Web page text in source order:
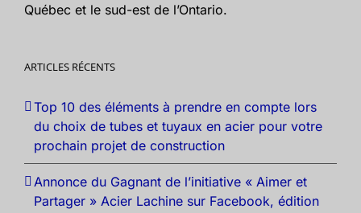
Québec et le sud-est de l’Ontario.
ARTICLES RÉCENTS
Top 10 des éléments à prendre en compte lors
du choix de tubes et tuyaux en acier pour votre
prochain projet de construction
Annonce du Gagnant de l’initiative « Aimer et
Partager » Acier Lachine sur Facebook, édition